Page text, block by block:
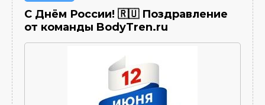
С Днём России! 🇷🇺 Поздравление
от команды BodyTren.ru